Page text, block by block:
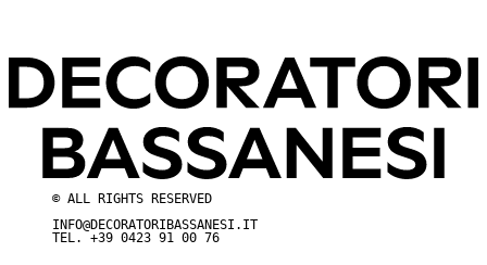
© ALL RIGHTS RESERVED
INFO@DECORATORIBASSANESI.IT
TEL. +39 0423 91 00 76